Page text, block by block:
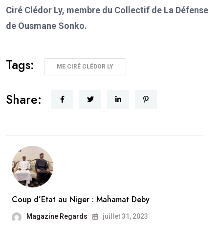
Ciré Clédor Ly, membre du Collectif de La Défense
de Ousmane Sonko.
Tags: ME CIRÉ CLÉDOR LY
Share:
Coup d’Etat au Niger : Mahamat Deby
Magazine Regards juillet 31, 2023